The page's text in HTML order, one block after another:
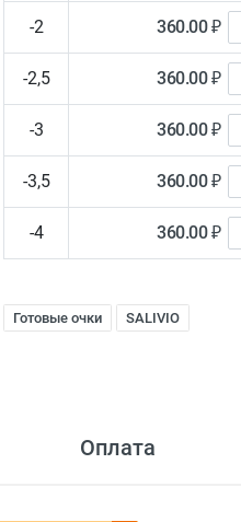
-2 360.00 ₽
-2,5 360.00 ₽
-3 360.00 ₽
-3,5 360.00 ₽
-4 360.00 ₽
Готовые очки SALIVIO
Оплата